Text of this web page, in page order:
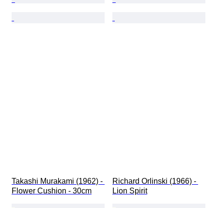
Takashi Murakami (1962) -
Flower Cushion - 30cm
Richard Orlinski (1966) -
Lion Spirit